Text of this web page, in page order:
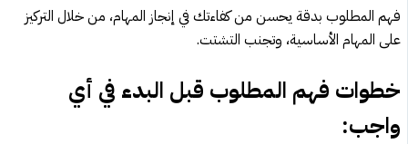
فهم المطلوب بدقة يحسن من كفاءتك في إنجاز المهام، من خلال التركيز
على المهام الأساسية، وتجنب التشتت.
خطوات فهم المطلوب قبل البدء في أي
واجب: